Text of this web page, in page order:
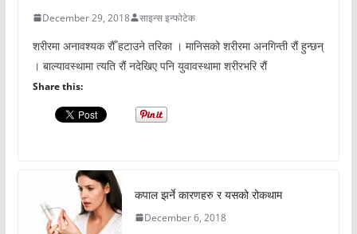
December 29, 2018 साइन्स इन्फोटेक
शरीरमा अनावश्यक रौँ हटाउने तरिका । मानिसको शरीरमा अनगिन्ती रौं हुन्छन्
। बाल्यावस्थामा त्यति रौं नदेखिए पनि युवावस्थामा शरीरभरि रौं
Share this:
कपाल झर्ने कारणहरु र यसको रोकथाम
December 6, 2018